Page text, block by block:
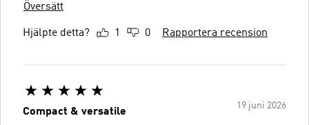
Översätt
Hjälpte detta? 1 0 Rapportera recension
19 juni 2026
Compact & versatile